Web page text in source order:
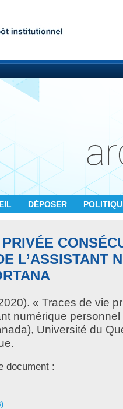
DÉPOSER
L’ASSISTANT
« Traces de vie
numérique
Université du
document :